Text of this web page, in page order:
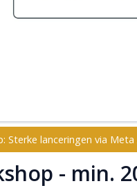
Sterke lanceringen via
- min.